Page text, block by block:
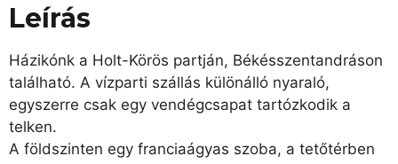
Leírás
Házikónk a Holt-Körös partján, Békésszentandráson
található. A vízparti szállás különálló nyaraló,
egyszerre csak egy vendégcsapat tartózkodik a
telken.
A földszinten egy franciaágyas szoba, a tetőtérben